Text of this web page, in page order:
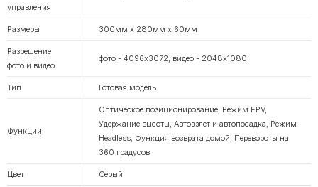
управления
Размеры 300мм х 280мм х 60мм
Разрешение
фото и видео
фото - 4096х3072, видео - 2048х1080
Тип Готовая модель
Функции
Оптическое позиционирование, Режим FPV,
Удержание высоты, Автовзлет и автопосадка, Режим
Headless, Функция возврата домой, Перевороты на
360 градусов
Цвет Серый